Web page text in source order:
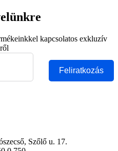
kapcsolatos exkluzív
Feliratkozás
Szőlő u. 17.